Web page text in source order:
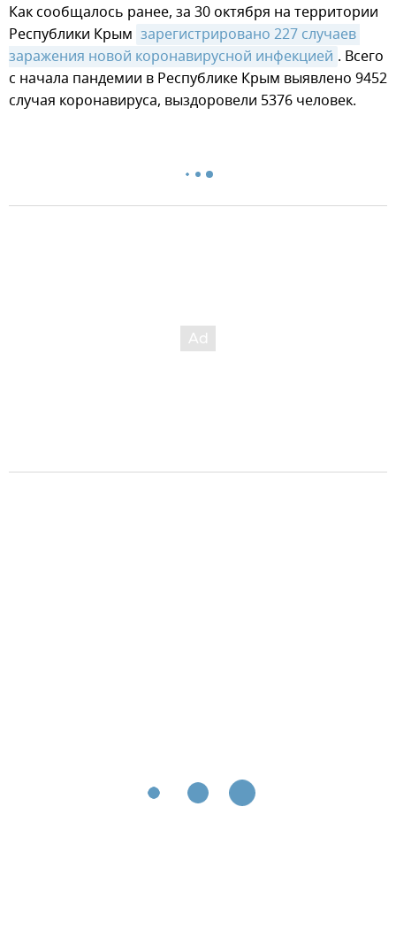
Как сообщалось ранее, за 30 октября на территории
Республики Крым зарегистрировано 227 случаев
заражения новой коронавирусной инфекцией . Всего
с начала пандемии в Республике Крым выявлено 9452
случая коронавируса, выздоровели 5376 человек.